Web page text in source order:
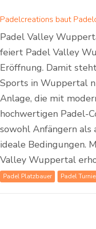
Padel Valley
feiert Padel Valley
Eröffnung. Damit
Sports in Wuppertal
Anlage, die mit
hochwertigen Padel-
sowohl Anfängern
ideale Bedingungen.
Valley Wuppertal
Padel Platzbauer Padel